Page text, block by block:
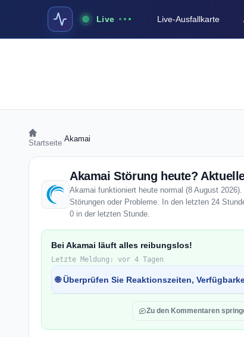
Live Live-Ausfallkarte
Startseite Akamai
Akamai Störung heute?
Akamai funktioniert heute normal (8 August
Störungen oder Probleme. In den letzten 24
0 in der letzten Stunde.
Bei Akamai läuft alles reibungslos!
Letzte Meldung: vor 4 Tagen
🌐 Überprüfen Sie Reaktionszeiten,
Zu den Kommentaren